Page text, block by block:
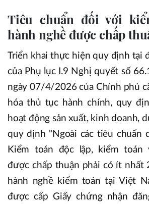
Tiêu chuẩn đối với
hành nghề được chấp
Triển khai thực hiện quy định tại
của Phụ lục I.9 Nghị quyết số
ngày 07/4/2026 của Chính phủ
hóa thủ tục hành chính, quy
hoạt động sản xuất, kinh doanh,
quy định "Ngoài các tiêu chuẩn
Kiểm toán độc lập, kiểm toán
được chấp thuận phải có ít nhất
hành nghề kiểm toán tại Việt
được cấp Giấy chứng nhận